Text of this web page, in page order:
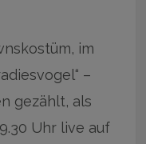
im
–
gezählt, als
Uhr live auf